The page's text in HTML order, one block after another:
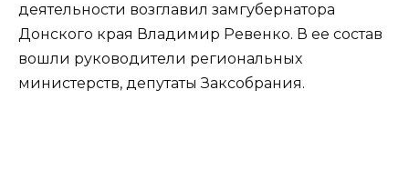
деятельности возглавил замгубернатора
Донского края Владимир Ревенко. В ее состав
вошли руководители региональных
министерств, депутаты Заксобрания.